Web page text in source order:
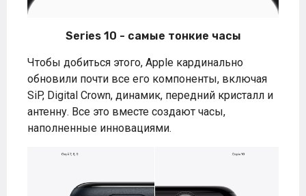
Series 10 - самые тонкие часы
Чтобы добиться этого, Apple кардинально
обновили почти все его компоненты, включая
SiP, Digital Crown, динамик, передний кристалл и
антенну. Все это вместе создают часы,
наполненные инновациями.